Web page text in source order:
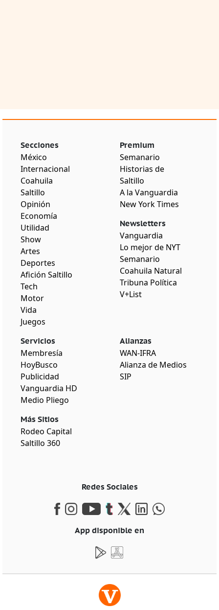
Secciones
México
Internacional
Coahuila
Saltillo
Opinión
Economía
Utilidad
Show
Artes
Deportes
Afición Saltillo
Tech
Motor
Vida
Juegos
Premium
Semanario
Historias de
Saltillo
A la Vanguardia
New York Times
Newsletters
Vanguardia
Lo mejor de NYT
Semanario
Coahuila Natural
Tribuna Política
V+List
Servicios
Membresía
HoyBusco
Publicidad
Vanguardia HD
Medio Pliego
Más Sitios
Rodeo Capital
Saltillo 360
Alianzas
WAN-IFRA
Alianza de Medios
SIP
Redes Sociales
App disponible en